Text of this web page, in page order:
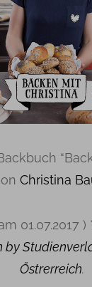
Christina
01.07.2017 )
Östrerreich.